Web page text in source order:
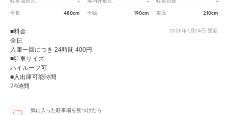
全長 480cm 全幅 190cm 車高 210cm
2026年7月24日 更新
■料金
全日
入庫一回につき 24時間 400円
■駐車サイズ
ハイルーフ可
■入出庫可能時間
24時間
気に入った駐車場を見つけたら